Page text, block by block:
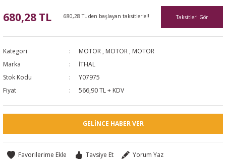
680,28 TL 680,28 TL den başlayan taksitlerle!! Taksitleri Gör
Kategori MOTOR , MOTOR , MOTOR
Marka
İTHAL
Stok Kodu
Y07975
Fiyat
566,90 TL + KDV
GELINCE HABER VER
Tavsiye Et Yorum Yaz